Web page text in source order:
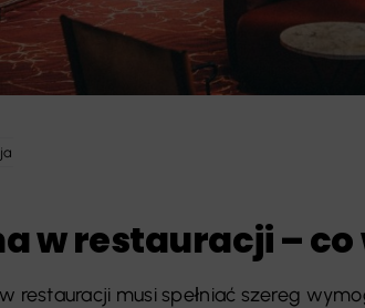
w restauracji –
restauracji musi spełniać szereg